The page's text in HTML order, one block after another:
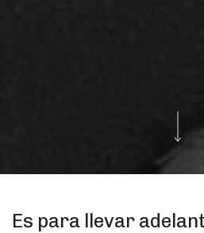
Es para llevar